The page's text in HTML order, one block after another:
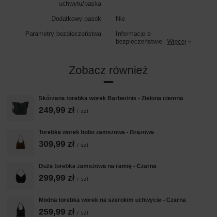
Najczęstsze pytania:
Czy torebka jest wykonana ze skóry naturalnej?
Tak, została wykonana z miękkiej, naturalnej skóry zamszowej.
Tak, bez problemu mieści dokumenty w formacie A4.
Czy można nosić ją na ramieniu?
Tak, posiada wygodnej długości uchwyty do noszenia na ramieniu.
uchwytu/paska
Dodatkowy pasek Nie
Parametry bezpieczeństwa
Informacje o
bezpieczeństwie
Więcej
Zobacz również
Skórzana torebka worek Barberinis - Zielona ciemna
249,99 zł / szt.
Torebka worek hobo zamszowa - Brązowa
309,99 zł / szt.
Duża torebka zamszowa na ramię - Czarna
299,99 zł / szt.
Modna torebka worek na szerokim uchwycie - Czarna
259,99 zł / szt.